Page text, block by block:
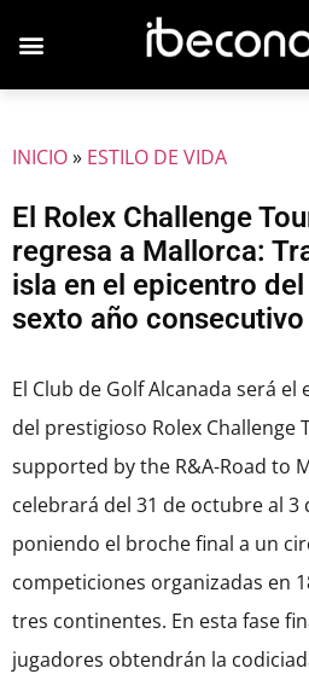
INICIO» ESTILO DE VIDA
El Rolex Challenge
regresa a Mallorca:
isla en el epicentro
sexto año consecutivo
El Club de Golf Alcanada será el
del prestigioso Rolex Challenge
supported by the R&A-Road to
celebrará del 31 de octubre al 3
poniendo el broche final a un
competiciones organizadas en
tres continentes. En esta fase
jugadores obtendrán la